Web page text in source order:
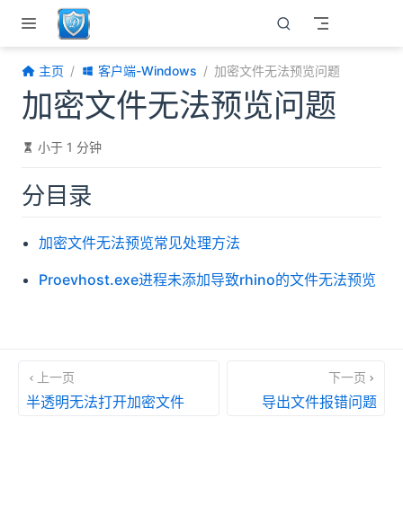
跳至主要內容
主页 客户端-Windows 加密文件无法预览问题
加密文件无法预览问题
小于 1 分钟
分目录
加密文件无法预览常见处理方法
Proevhost.exe进程未添加导致rhino的文件无法预览
上一页
半透明无法打开加密文件
下一页
导出文件报错问题